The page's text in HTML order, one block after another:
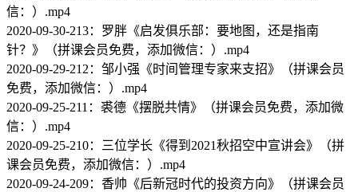
信：）.mp4
2020-09-30-213：罗胖《启发俱乐部：要地图，还是指南
针？》（拼课会员免费，添加微信：）.mp4
2020-09-29-212：邹小强《时间管理专家来支招》（拼课会员
免费，添加微信：）.mp4
2020-09-25-211：裘德《摆脱共情》（拼课会员免费，添加微
信：）.mp4
2020-09-25-210：三位学长《得到2021秋招空中宣讲会》（拼
课会员免费，添加微信：）.mp4
2020-09-24-209：香帅《后新冠时代的投资方向》（拼课会员